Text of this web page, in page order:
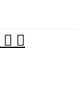
 